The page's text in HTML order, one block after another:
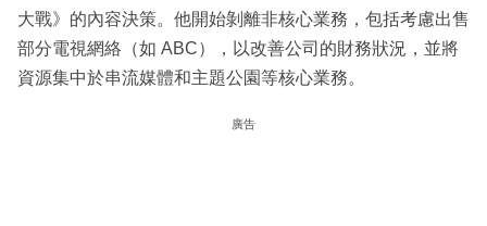
大戰》的內容決策。他開始剝離非核心業務，包括考慮出售
部分電視網絡（如 ABC），以改善公司的財務狀況，並將
資源集中於串流媒體和主題公園等核心業務。
廣告